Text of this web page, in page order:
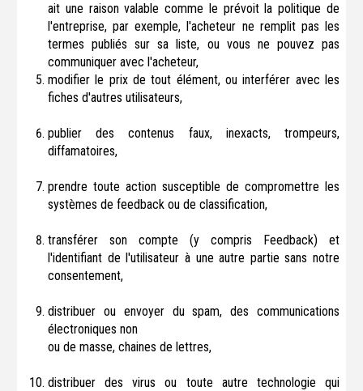
ait une raison valable comme le prévoit la politique de
l'entreprise, par exemple, l'acheteur ne remplit pas les
termes publiés sur sa liste, ou vous ne pouvez pas
communiquer avec l'acheteur,
modifier le prix de tout élément, ou interférer avec les
fiches d'autres utilisateurs,
publier des contenus faux, inexacts, trompeurs,
diffamatoires,
prendre toute action susceptible de compromettre les
systèmes de feedback ou de classification,
transférer son compte (y compris Feedback) et
l'identifiant de l'utilisateur à une autre partie sans notre
consentement,
distribuer ou envoyer du spam, des communications
électroniques non
ou de masse, chaines de lettres,
distribuer des virus ou toute autre technologie qui